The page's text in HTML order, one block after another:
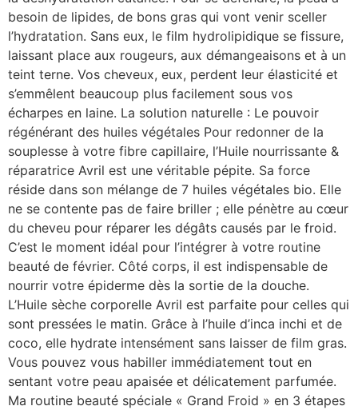
besoin de lipides, de bons gras qui vont venir sceller
l’hydratation. Sans eux, le film hydrolipidique se fissure,
laissant place aux rougeurs, aux démangeaisons et à un
teint terne. Vos cheveux, eux, perdent leur élasticité et
s’emmêlent beaucoup plus facilement sous vos
écharpes en laine. La solution naturelle : Le pouvoir
régénérant des huiles végétales Pour redonner de la
souplesse à votre fibre capillaire, l’Huile nourrissante &
réparatrice Avril est une véritable pépite. Sa force
réside dans son mélange de 7 huiles végétales bio. Elle
ne se contente pas de faire briller ; elle pénètre au cœur
du cheveu pour réparer les dégâts causés par le froid.
C’est le moment idéal pour l’intégrer à votre routine
beauté de février. Côté corps, il est indispensable de
nourrir votre épiderme dès la sortie de la douche.
L’Huile sèche corporelle Avril est parfaite pour celles qui
sont pressées le matin. Grâce à l’huile d’inca inchi et de
coco, elle hydrate intensément sans laisser de film gras.
Vous pouvez vous habiller immédiatement tout en
sentant votre peau apaisée et délicatement parfumée.
Ma routine beauté spéciale « Grand Froid » en 3 étapes